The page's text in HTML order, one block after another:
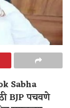
Sabha
BJP पचवणे